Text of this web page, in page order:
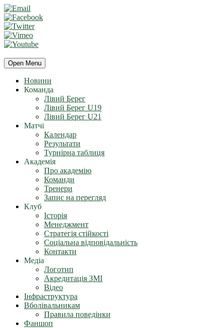
Open Menu
Новини
Команда
Лівий Берег
Лівий Берег U19
Лівий Берег U21
Матчі
Календар
Результати
Турнірна таблиця
Академія
Про академію
Команди
Тренери
Запис на перегляд
Клуб
Історія
Менеджмент
Стратегія стійкості
Соціальна відповідальність
Контакти
Медіа
Логотип
Акредитація ЗМІ
Відео
Інфраструктура
Вболівальникам
Правила поведінки
Фаншоп